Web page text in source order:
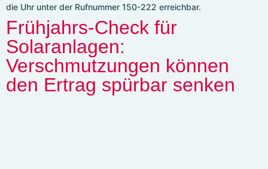
die Uhr unter der Rufnummer 150-222 erreichbar.
Frühjahrs-Check für
Solaranlagen:
Verschmutzungen können
den Ertrag spürbar senken